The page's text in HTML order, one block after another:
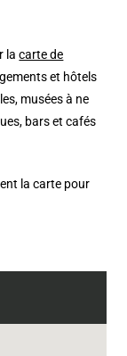
lacarte de
et hôtels
musées à ne
bars et cafés
la carte pour